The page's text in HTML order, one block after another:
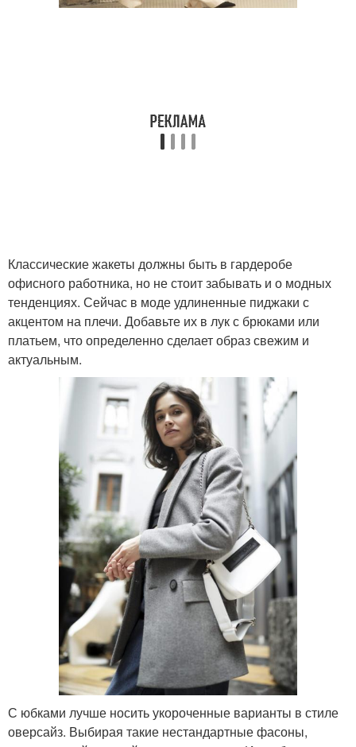
Классические жакеты должны быть в гардеробе
офисного работника, но не стоит забывать и о модных
тенденциях. Сейчас в моде удлиненные пиджаки с
акцентом на плечи. Добавьте их в лук с брюками или
платьем, что определенно сделает образ свежим и
актуальным.
С юбками лучше носить укороченные варианты в стиле
оверсайз. Выбирая такие нестандартные фасоны,